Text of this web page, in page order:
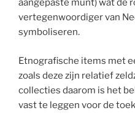
aangepaste munt) wat de
vertegenwoordiger van
symboliseren.
Etnografische items met
zoals deze zijn relatief
collecties daarom is het
vast te leggen voor de